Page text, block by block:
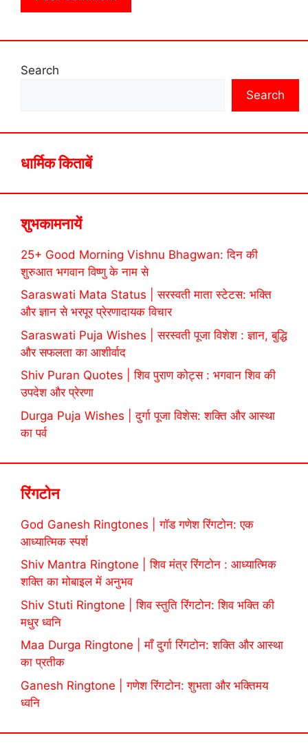
Search
Search
धार्मिक किताबें
शुभकामनायें
25+ Good Morning Vishnu Bhagwan: दिन की
शुरुआत भगवान विष्णु के नाम से
Saraswati Mata Status | सरस्वती माता स्टेटस: भक्ति
और ज्ञान से भरपूर प्रेरणादायक विचार
Saraswati Puja Wishes | सरस्वती पूजा विशेश : ज्ञान, बुद्धि
और सफलता का आशीर्वाद
Shiv Puran Quotes | शिव पुराण कोट्स : भगवान शिव की
उपदेश और प्रेरणा
Durga Puja Wishes | दुर्गा पूजा विशेस: शक्ति और आस्था
का पर्व
रिंगटोन
God Ganesh Ringtones | गॉड गणेश रिंगटोन: एक
आध्यात्मिक स्पर्श
Shiv Mantra Ringtone | शिव मंत्र रिंगटोन : आध्यात्मिक
शक्ति का मोबाइल में अनुभव
Shiv Stuti Ringtone | शिव स्तुति रिंगटोन: शिव भक्ति की
मधुर ध्वनि
Maa Durga Ringtone | माँ दुर्गा रिंगटोन: शक्ति और आस्था
का प्रतीक
Ganesh Ringtone | गणेश रिंगटोन: शुभता और भक्तिमय
ध्वनि